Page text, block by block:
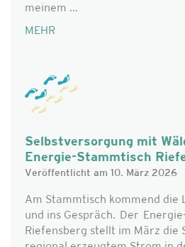
meinem ...
MEHR
Selbstversorgung mit
Energie-Stammtisch
Veröffentlicht am 10. März 2026
Am Stammtisch kommend die
und ins Gespräch. Der
Riefensberg stellt im März die